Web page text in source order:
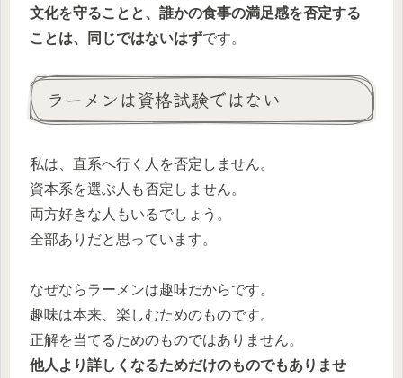
文化を守ることと、誰かの食事の満足感を否定する
ことは、同じではないはずです。
ラーメンは資格試験ではない
私は、直系へ行く人を否定しません。
資本系を選ぶ人も否定しません。
両方好きな人もいるでしょう。
全部ありだと思っています。
なぜならラーメンは趣味だからです。
趣味は本来、楽しむためのものです。
正解を当てるためのものではありません。
他人より詳しくなるためだけのものでもありませ